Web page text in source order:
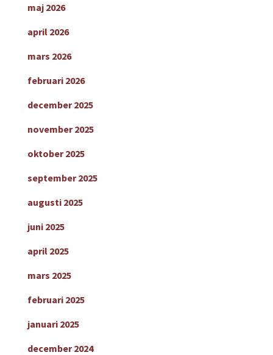
maj 2026
april 2026
mars 2026
februari 2026
december 2025
november 2025
oktober 2025
september 2025
augusti 2025
juni 2025
april 2025
mars 2025
februari 2025
januari 2025
december 2024